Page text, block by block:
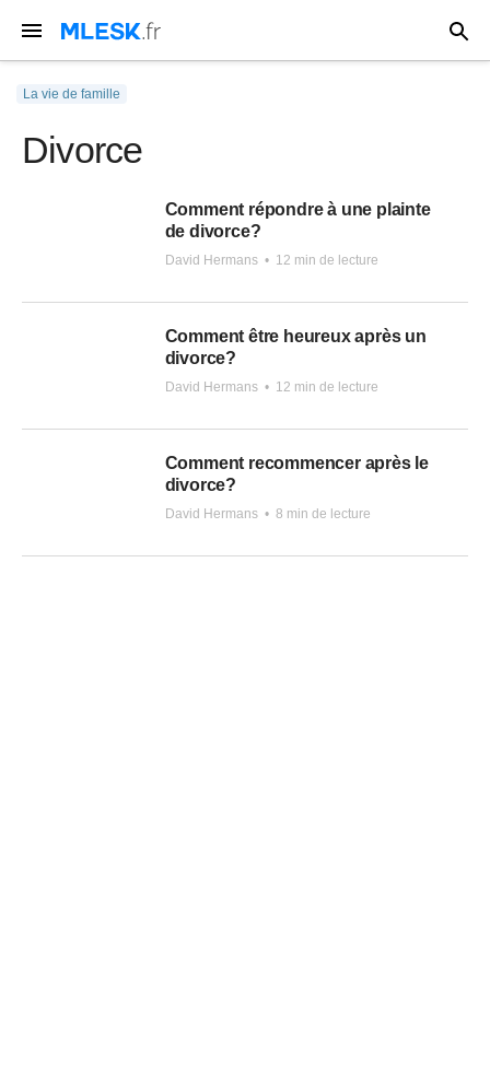
La vie de famille
Divorce
Comment répondre à une plainte
de divorce?
David Hermans • 12 min de lecture
Comment être heureux après un
divorce?
David Hermans • 12 min de lecture
Comment recommencer après le
divorce?
David Hermans • 8 min de lecture